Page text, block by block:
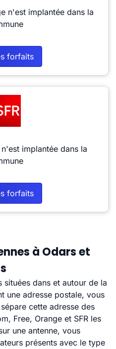
n'est implantée dans la
forfaits
implantée dans la
forfaits
à Odars et
situées dans et autour de la
une adresse postale, vous
cette adresse des
Free, Orange et SFR les
une antenne, vous
présents avec le type